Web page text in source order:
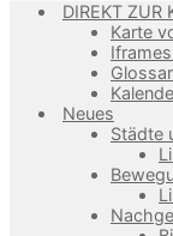
DIREKT ZUR
Karte
Neues
Städte